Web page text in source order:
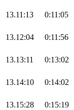
13.11:13 0:11:05
13.12:04 0:11:56
13.13:11 0:13:02
13.14:10 0:14:02
13.15:28 0:15:19